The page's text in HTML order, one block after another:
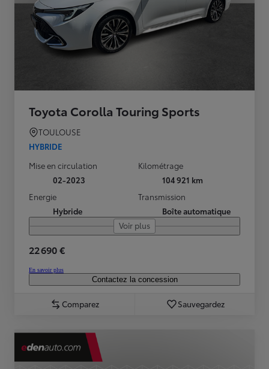
Toyota Corolla Touring Sports
TOULOUSE
HYBRIDE
Mise en circulation
02-2023
Kilométrage
104 921 km
Energie
Hybride
Transmission
Boîte automatique
Voir plus
22 690 €
En savoir plus
Contactez la concession
Comparez Sauvegardez